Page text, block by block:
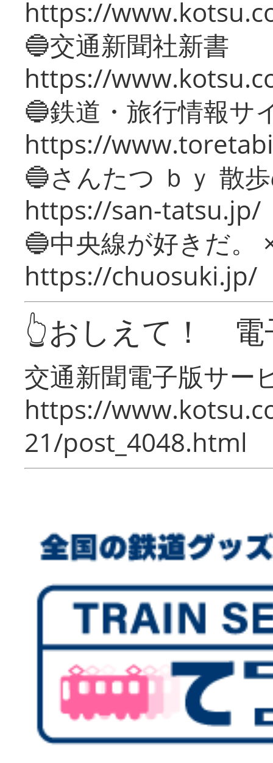
https://
🔵交通新聞社新書
https://
🔵鉄道・旅行情報サ
https://
🔵さんたつ ｂｙ 散
https://san-tatsu.jp/
🔵中央線が好きだ。
https://chuosuki.jp/
👆おしえて！ 電
交通新聞電子版サー
https://
21/post_4048.html